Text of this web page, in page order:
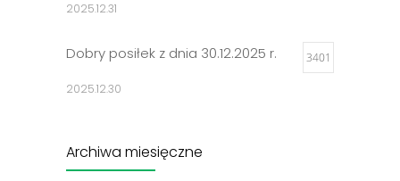
2025.12.31
Dobry posiłek z dnia 30.12.2025 r. 3401
2025.12.30
2024.12.27
Archiwa miesięczne